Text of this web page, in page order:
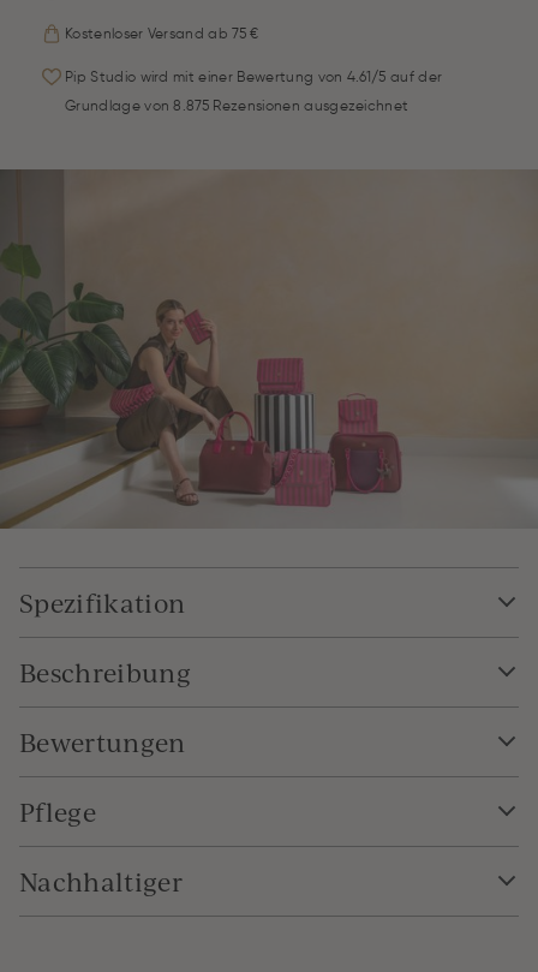
Kostenloser Versand ab 75 €
Pip Studio wird mit einer Bewertung von 4.61/5 auf der
Grundlage von 8.875 Rezensionen ausgezeichnet
Spezifikation
Beschreibung
Bewertungen
Pflege
Nachhaltiger